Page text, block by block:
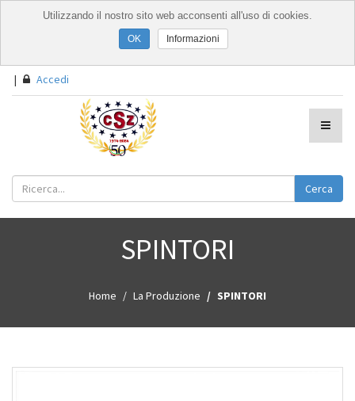
| Accedi
Cerca
SPINTORI
Home La Produzione SPINTORI
Utilizzando il nostro sito web acconsenti all'uso di cookies.
Informazioni